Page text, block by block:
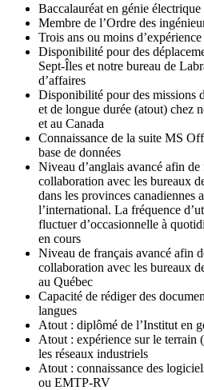
Baccalauréat en génie électrique
Membre de l’Ordre des
Trois ans ou moins
Disponibilité pour des
Sept-Îles et notre bureau de
d’affaires
Disponibilité pour des missions
et de longue durée (atout) chez
et au Canada
Connaissance de la suite MS
base de données
Niveau d’anglais avancé afin
collaboration avec les bureaux
dans les provinces canadiennes
l’international. La fréquence
fluctuer d’occasionnelle à
en cours
Niveau de français avancé afin
collaboration avec les bureaux
au Québec
Capacité de rédiger des
langues
Atout : diplômé de l’Institut en
Atout : expérience sur le terrain
les réseaux industriels
Atout : connaissance des
ou EMTP-RV